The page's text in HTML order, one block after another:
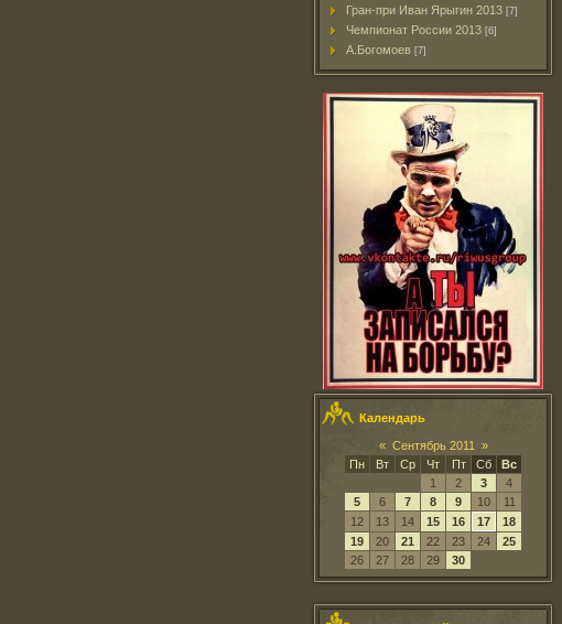
Гран-при Иван Ярыгин 2013 [7]
Чемпионат России 2013 [6]
А.Богомоев [7]
Календарь
« Сентябрь 2011
»
Пн
Вт Ср Чт Пт Сб
Вс
1
2 3
4
5
6 7 8 9 10
11
12
13 14 15 16 17
18
19
20 21 22 23 24
25
26
27 28 29 30